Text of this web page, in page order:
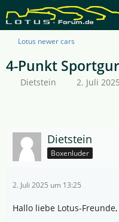
Lotus newer cars
4-Punkt
Dietstein 2. Juli
Dietstein
Boxenluder
2. Juli 2025 um 13:25
Hallo liebe Lotus-Freunde,